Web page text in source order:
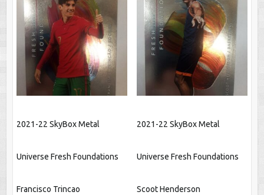
2021-22 SkyBox Metal
Universe Fresh Foundations
Francisco Trincao
2021-22 SkyBox Metal
Universe Fresh Foundations
Scoot Henderson